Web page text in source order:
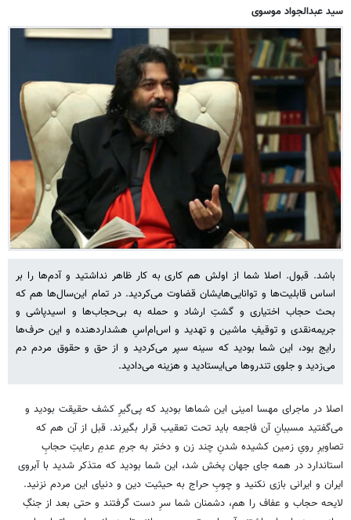
سید عبدالجواد موسوی
باشد. قبول. اصلا شما از اولش هم کاری به کار ظاهر نداشتید و آدم‌ها را بر
اساس قابلیت‌ها و توانایی‌هایشان قضاوت می‌کردید. در تمام این‌سال‌ها هم که
بحث حجاب اختیاری و گشتِ ارشاد و حمله به بی‌حجاب‌ها و اسیدپاشی و
جریمه‌نقدی و توقیفِ ماشین و تهدید و اس‌ام‌اسِ هشداردهنده و این حرف‌ها
رایج بود، این شما بودید که سینه سپر می‌کردید و از حق و حقوق مردم دم
می‌زدید و جلوی تندروها می‌ایستادید و هزینه می‌دادید.
اصلا در ماجرای مهسا امینی این شماها بودید که پی‌گیرِ کشف حقیقت بودید و
می‌گفتید مسببانِ آن فاجعه باید تحت تعقیب قرار بگیرند. قبل از آن هم که
تصاویرِ رویِ زمین کشیده شدنِ چند زن و دختر به جرمِ عدمِ رعایتِ حجابِ
استاندارد در همه جای جهان پخش شد، این شما بودید که متذکر شدید با آبروی
ایران و ایرانی بازی نکنید و چوبِ حراج به حیثیت دین و دنیای این مردم نزنید.
لایحه حجاب و عفاف را هم، دشمنان شما سرِ دست گرفتند و حتی بعد از جنگِ